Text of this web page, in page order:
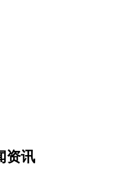
资讯